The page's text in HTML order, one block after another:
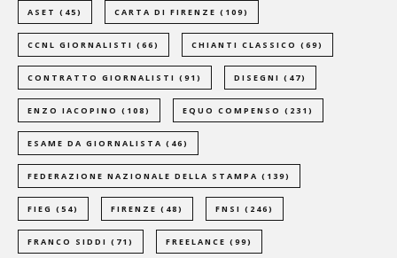
ASET (45) CARTA DI FIRENZE (109)
CCNL GIORNALISTI (66) CHIANTI CLASSICO (69)
CONTRATTO GIORNALISTI (91) DISEGNI (47)
ENZO IACOPINO (108) EQUO COMPENSO (231)
ESAME DA GIORNALISTA (46)
FEDERAZIONE NAZIONALE DELLA STAMPA (139)
FIEG (54) FIRENZE (48) FNSI (246)
FRANCO SIDDI (71) FREELANCE (99)